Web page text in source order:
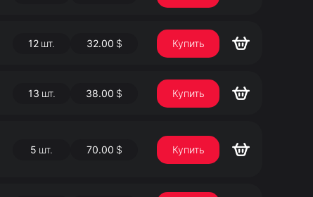
12 шт. 32.00 $ Купить
13 шт. 38.00 $ Купить
5 шт. 70.00 $ Купить